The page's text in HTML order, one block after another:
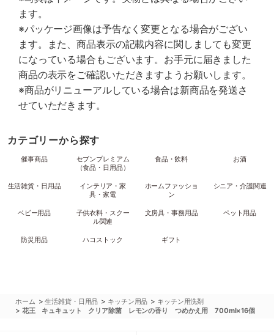
ます。
※パッケージ画像は予告なく変更となる場合がござい
ます。また、商品表示の記載内容に関しましても変更
になっている場合もございます。お手元に届きました
商品の表示をご確認いただきますようお願いします。
※商品がリニューアルしている場合は新商品を発送さ
せていただきます。
カテゴリーから探す
催事商品
セブンプレミアム
（食品・日用品）
食品・飲料 お酒
生活雑貨・日用品
インテリア・家
具・家電
ホームファッショ
ン
シニア・介護関連
ベビー用品
子供衣料・スクー
ル関連
文房具・事務用品 ペット用品
防災用品 ハコストック ギフト
ホーム >生活雑貨・日用品 > キッチン用品 > キッチン用洗剤
> 花王 キュキュット クリア除菌 レモンの香り つめかえ用 700ml×16個